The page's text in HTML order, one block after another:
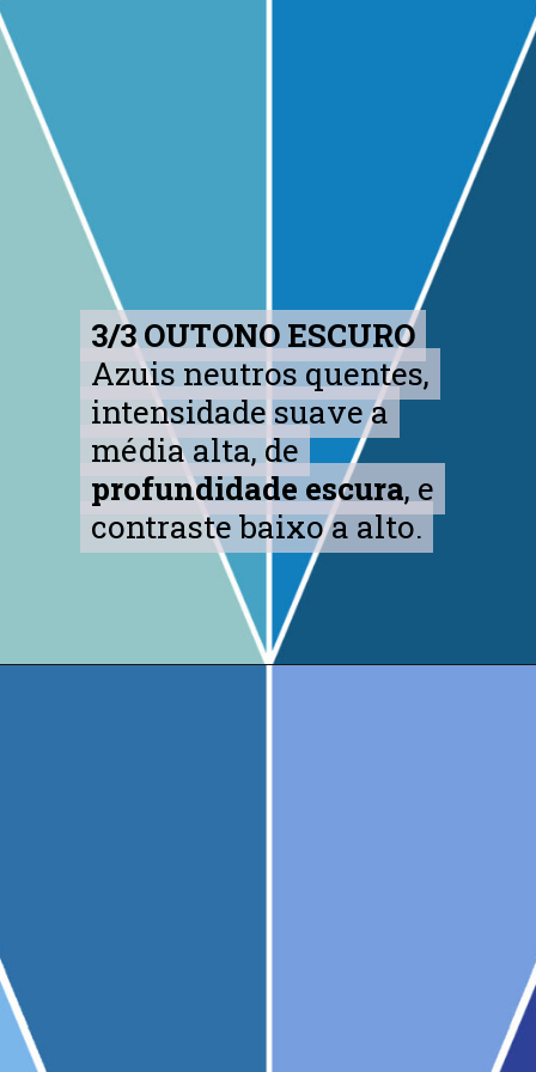
3/3 OUTONO ESCURO
Azuis neutros quentes,
intensidade suave a
média alta, de
profundidade escura, e
contraste baixo a alto.
3/3 OUTONO ESCURO
Azuis neutros quentes,
intensidade suave a
média alta, de
profundidade escura, e
contraste baixo a alto.